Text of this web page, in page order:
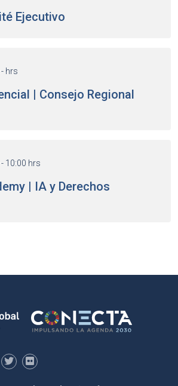
Ejecutivo
hrs
| Consejo Regional
10:00 hrs
| IA y Derechos